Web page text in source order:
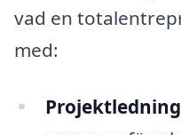
vad en
med: